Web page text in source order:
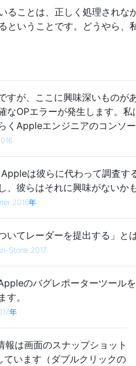
ることは、正しく処理され
ということです。どうやら、
すが、ここに興味深いもの
なOPエラーが発生します。
くAppleエンジニアのコンソ
は彼らに代わって調査す
、彼らはそれに興味がないか
2016年
いてレーダーを提出する」と
Stone 2017
のバグレポーターツール
す。
年
報は画面のスナップショット
ています（ダブルクリックの